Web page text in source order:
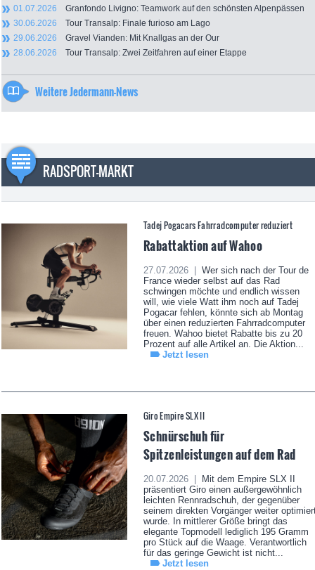
01.07.2026 Granfondo Livigno: Teamwork auf den schönsten Alpenpässen
30.06.2026 Tour Transalp: Finale furioso am Lago
29.06.2026 Gravel Vianden: Mit Knallgas an der Our
28.06.2026 Tour Transalp: Zwei Zeitfahren auf einer Etappe
Weitere Jedermann-News
RADSPORT-MARKT
Tadej Pogacars Fahrradcomputer reduziert
Rabattaktion auf Wahoo
27.07.2026 |
Wer sich nach der Tour de
France wieder selbst auf das Rad
schwingen möchte und endlich wissen
will, wie viele Watt ihm noch auf Tadej
Pogacar fehlen, könnte sich ab Montag
über einen reduzierten Fahrradcomputer
freuen. Wahoo bietet Rabatte bis zu 20
Prozent auf alle Artikel an. Die Aktion...
Jetzt lesen
Giro Empire SLX II
Schnürschuh für
Spitzenleistungen auf dem Rad
20.07.2026 |
Mit dem Empire SLX II
präsentiert Giro einen außergewöhnlich
leichten Rennradschuh, der gegenüber
seinem direkten Vorgänger weiter
wurde. In mittlerer Größe bringt das
elegante Topmodell lediglich 195 Gramm
pro Stück auf die Waage. Verantwortlich
für das geringe Gewicht ist nicht...
Jetzt lesen